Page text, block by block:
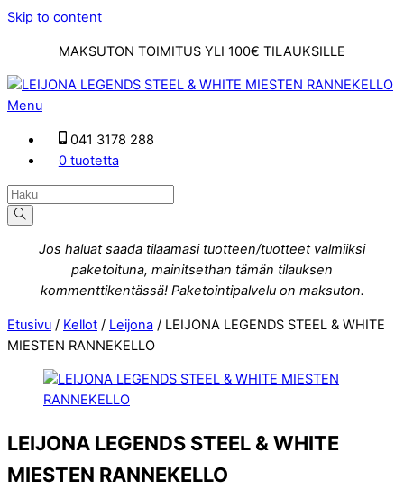
Skip to content
MAKSUTON TOIMITUS YLI 100€ TILAUKSILLE
Menu
041 3178 288
0 tuotetta
Jos haluat saada tilaamasi tuotteen/tuotteet valmiiksi
paketoituna, mainitsethan tämän tilauksen
kommenttikentässä! Paketointipalvelu on maksuton.
Etusivu / Kellot / Leijona / LEIJONA LEGENDS STEEL & WHITE
MIESTEN RANNEKELLO
LEIJONA LEGENDS STEEL & WHITE
MIESTEN RANNEKELLO